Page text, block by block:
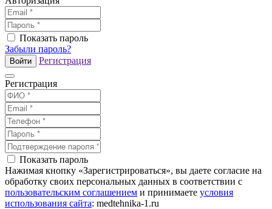
Показать пароль
Забыли пароль?
Войти Регистрация
Регистрация
Показать пароль
Нажимая кнопку «Зарегистрироваться», вы даете согласие на
обработку своих персональных данных в соответствии с
пользовательским соглашением и принимаете условия
использования сайта: medtehnika-1.ru